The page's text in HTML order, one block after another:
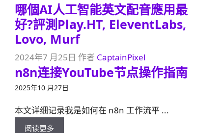
哪個AI人工智能英文配音應用最
好?評測Play.HT, EleventLabs,
Lovo, Murf
2024年7 月25日 作者 CaptainPixel
n8n连接YouTube节点操作指南
2025年10 月27日
本文详细记录我是如何在 n8n 工作流平 ...
阅读更多